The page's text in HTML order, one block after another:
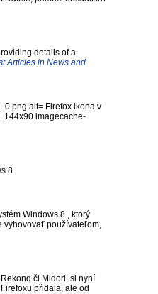
details of a
Articles in News and
alt= Firefox ikona v
imagecache-
8
Windows 8 , ktorý
vyhovovať používateľom,
či Midori, si nyní
přidala, ale od